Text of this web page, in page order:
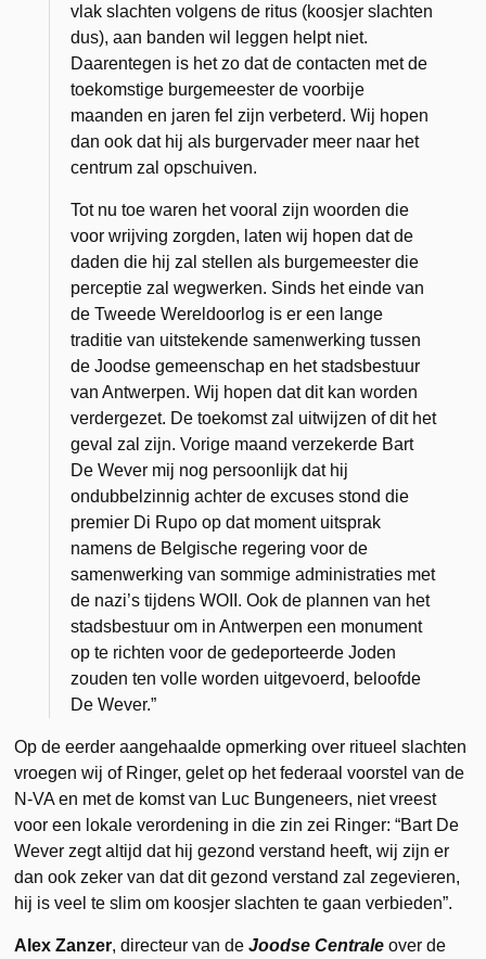
vlak slachten volgens de ritus (koosjer slachten
dus), aan banden wil leggen helpt niet.
Daarentegen is het zo dat de contacten met de
toekomstige burgemeester de voorbije
maanden en jaren fel zijn verbeterd. Wij hopen
dan ook dat hij als burgervader meer naar het
centrum zal opschuiven.
Tot nu toe waren het vooral zijn woorden die
voor wrijving zorgden, laten wij hopen dat de
daden die hij zal stellen als burgemeester die
perceptie zal wegwerken. Sinds het einde van
de Tweede Wereldoorlog is er een lange
traditie van uitstekende samenwerking tussen
de Joodse gemeenschap en het stadsbestuur
van Antwerpen. Wij hopen dat dit kan worden
verdergezet. De toekomst zal uitwijzen of dit het
geval zal zijn. Vorige maand verzekerde Bart
De Wever mij nog persoonlijk dat hij
ondubbelzinnig achter de excuses stond die
premier Di Rupo op dat moment uitsprak
namens de Belgische regering voor de
samenwerking van sommige administraties met
de nazi’s tijdens WOII. Ook de plannen van het
stadsbestuur om in Antwerpen een monument
op te richten voor de gedeporteerde Joden
zouden ten volle worden uitgevoerd, beloofde
De Wever.”
Op de eerder aangehaalde opmerking over ritueel slachten
vroegen wij of Ringer, gelet op het federaal voorstel van de
N-VA en met de komst van Luc Bungeneers, niet vreest
voor een lokale verordening in die zin zei Ringer: “Bart De
Wever zegt altijd dat hij gezond verstand heeft, wij zijn er
dan ook zeker van dat dit gezond verstand zal zegevieren,
hij is veel te slim om koosjer slachten te gaan verbieden”.
Alex Zanzer, directeur van deJoodse Centrale over de